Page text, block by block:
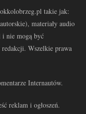
takie jak:
materiały audio
i nie mogą być
Wszelkie prawa
Internautów.
reklam i ogłoszeń.